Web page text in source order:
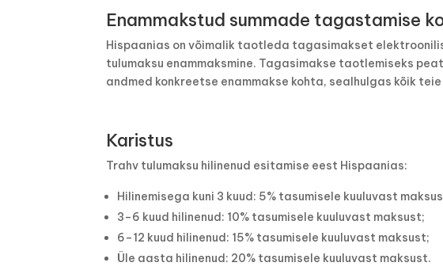
Enammakstud summade tagastamise
Hispaanias on võimalik taotleda tagasimakset
tulumaksu enammaksmine. Tagasimakse taotlemiseks
andmed konkreetse enammakse kohta, sealhulgas kõik
Karistus
Trahv tulumaksu hilinenud esitamise eest Hispaanias:
Hilinemisega kuni 3 kuud: 5% tasumisele kuuluvast
3–6 kuud hilinenud: 10% tasumisele kuuluvast maksust;
6–12 kuud hilinenud: 15% tasumisele kuuluvast maksust;
Üle aasta hilinenud: 20% tasumisele kuuluvast maksust.